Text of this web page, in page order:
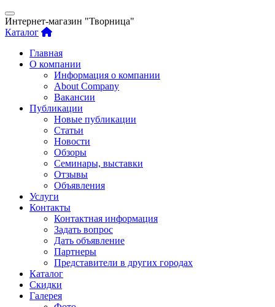
Интернет-магазин "Творница"
Каталог
Главная
О компании
Информация о компании
About Company
Вакансии
Публикации
Новые публикации
Статьи
Новости
Обзоры
Семинары, выставки
Отзывы
Объявления
Услуги
Контакты
Контактная информация
Задать вопрос
Дать объявление
Партнеры
Представители в других городах
Каталог
Скидки
Галерея